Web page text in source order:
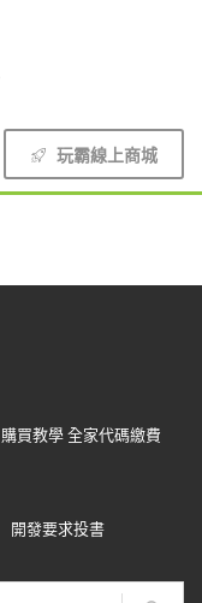
玩霸線上商城
購買教學 全家代碼繳費
開發要求投書